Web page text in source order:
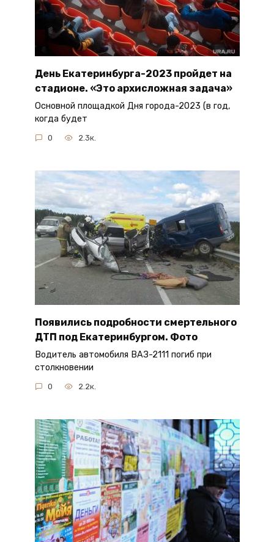
День Екатеринбурга-2023 пройдет на
стадионе. «Это архисложная задача»
Основной площадкой Дня города-2023 (в год,
когда будет
0 2.3к.
Появились подробности смертельного
ДТП под Екатеринбургом. Фото
Водитель автомобиля ВАЗ-2111 погиб при
столкновении
0 2.2к.